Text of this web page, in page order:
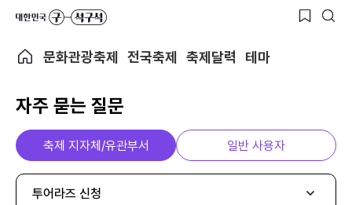
문화관광축제 전국축제 축제달력 테마
자주 묻는 질문
축제 지자체/유관부서 일반 사용자
투어라즈 신청